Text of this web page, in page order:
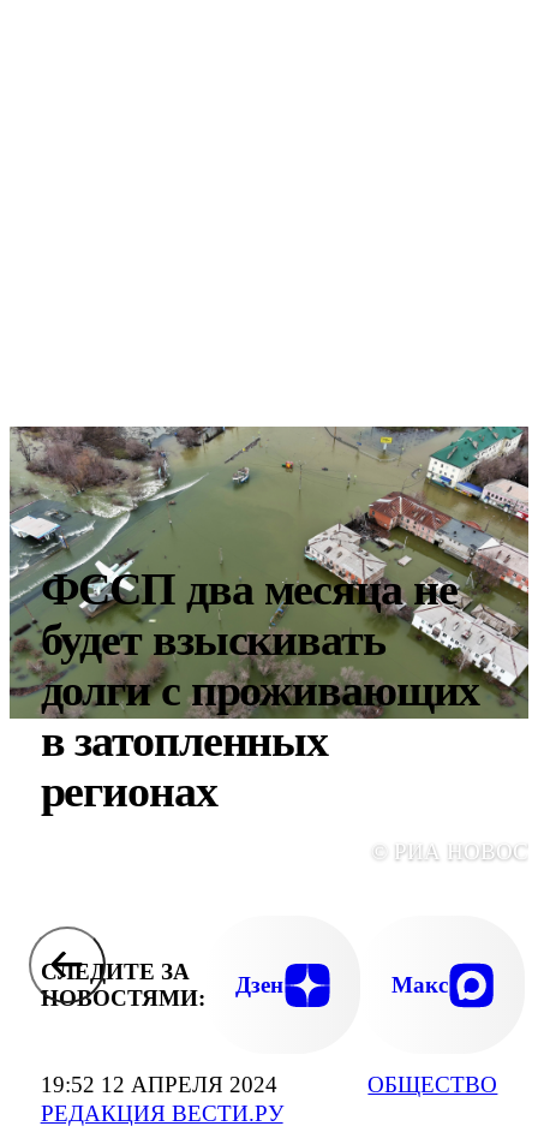
19:52 12 АПРЕЛЯ 2024
РЕДАКЦИЯ ВЕСТИ.РУ
ОБЩЕСТВО
ФССП два месяца не
будет взыскивать
долги с проживающих
в затопленных
регионах
© РИА
СЛЕДИТЕ ЗА
НОВОСТЯМИ:
Дзен Макс